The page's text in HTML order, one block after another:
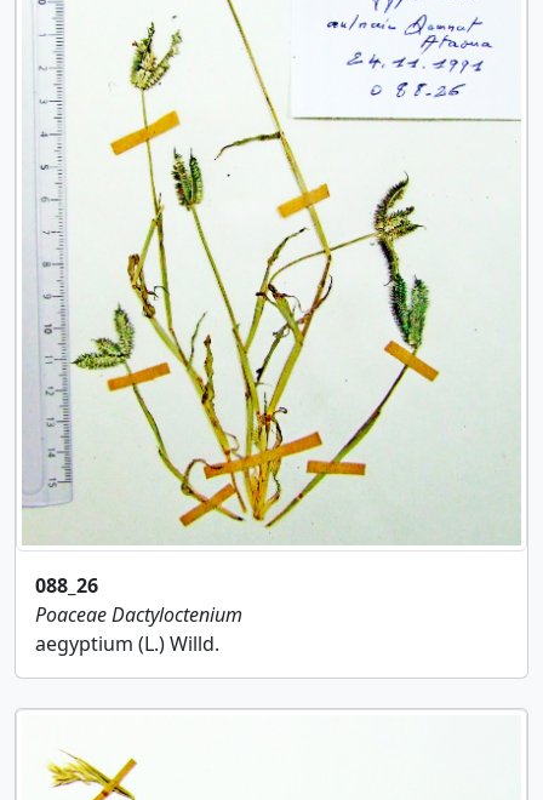
088_26
PoaceaeDactyloctenium
aegyptium (L.) Willd.